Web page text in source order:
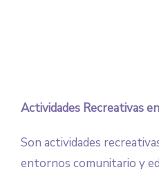
Actividades Recreativas
Son actividades
entornos comunitario y